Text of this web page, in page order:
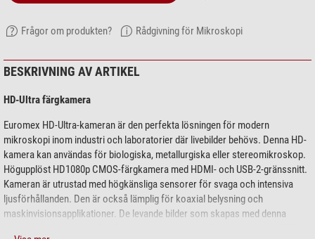
Frågor om produkten? Rådgivning för Mikroskopi
BESKRIVNING AV ARTIKEL
HD-Ultra färgkamera
Euromex HD-Ultra-kameran är den perfekta lösningen för modern
mikroskopi inom industri och laboratorier där livebilder behövs. Denna HD-
kamera kan användas för biologiska, metallurgiska eller stereomikroskop.
Högupplöst HD1080p CMOS-färgkamera med HDMI- och USB-2-gränssnitt.
Kameran är utrustad med högkänsliga sensorer för svaga och intensiva
ljusförhållanden. Den är också lämplig för koaxial belysning och
maskinvisionsapplikationer. De levande bilder som skapas med denna